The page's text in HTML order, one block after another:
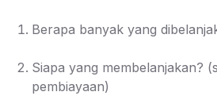
Berapa banyak yang
Siapa yang membelanjakan?
pembiayaan)